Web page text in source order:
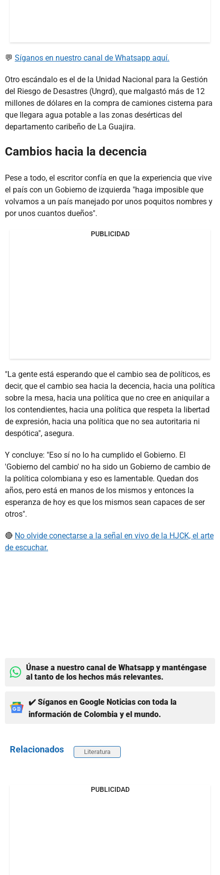
💬 Síganos en nuestro canal de Whatsapp aquí.
Otro escándalo es el de la Unidad Nacional para la Gestión
del Riesgo de Desastres (Ungrd), que malgastó más de 12
millones de dólares en la compra de camiones cisterna para
que llegara agua potable a las zonas desérticas del
departamento caribeño de La Guajira.
Cambios hacia la decencia
Pese a todo, el escritor confía en que la experiencia que vive
el país con un Gobierno de izquierda "haga imposible que
volvamos a un país manejado por unos poquitos nombres y
por unos cuantos dueños".
PUBLICIDAD
"La gente está esperando que el cambio sea de políticos, es
decir, que el cambio sea hacia la decencia, hacia una política
sobre la mesa, hacia una política que no cree en aniquilar a
los contendientes, hacia una política que respeta la libertad
de expresión, hacia una política que no sea autoritaria ni
despótica", asegura.
Y concluye: "Eso sí no lo ha cumplido el Gobierno. El
'Gobierno del cambio' no ha sido un Gobierno de cambio de
la política colombiana y eso es lamentable. Quedan dos
años, pero está en manos de los mismos y entonces la
esperanza de hoy es que los mismos sean capaces de ser
otros".
🔴 No olvide conectarse a la señal en vivo de la HJCK, el arte
de escuchar.
Únase a nuestro canal de Whatsapp y manténgase
al tanto de los hechos más relevantes.
✔️ Síganos en Google Noticias con toda la
información de Colombia y el mundo.
Relacionados Literatura
PUBLICIDAD